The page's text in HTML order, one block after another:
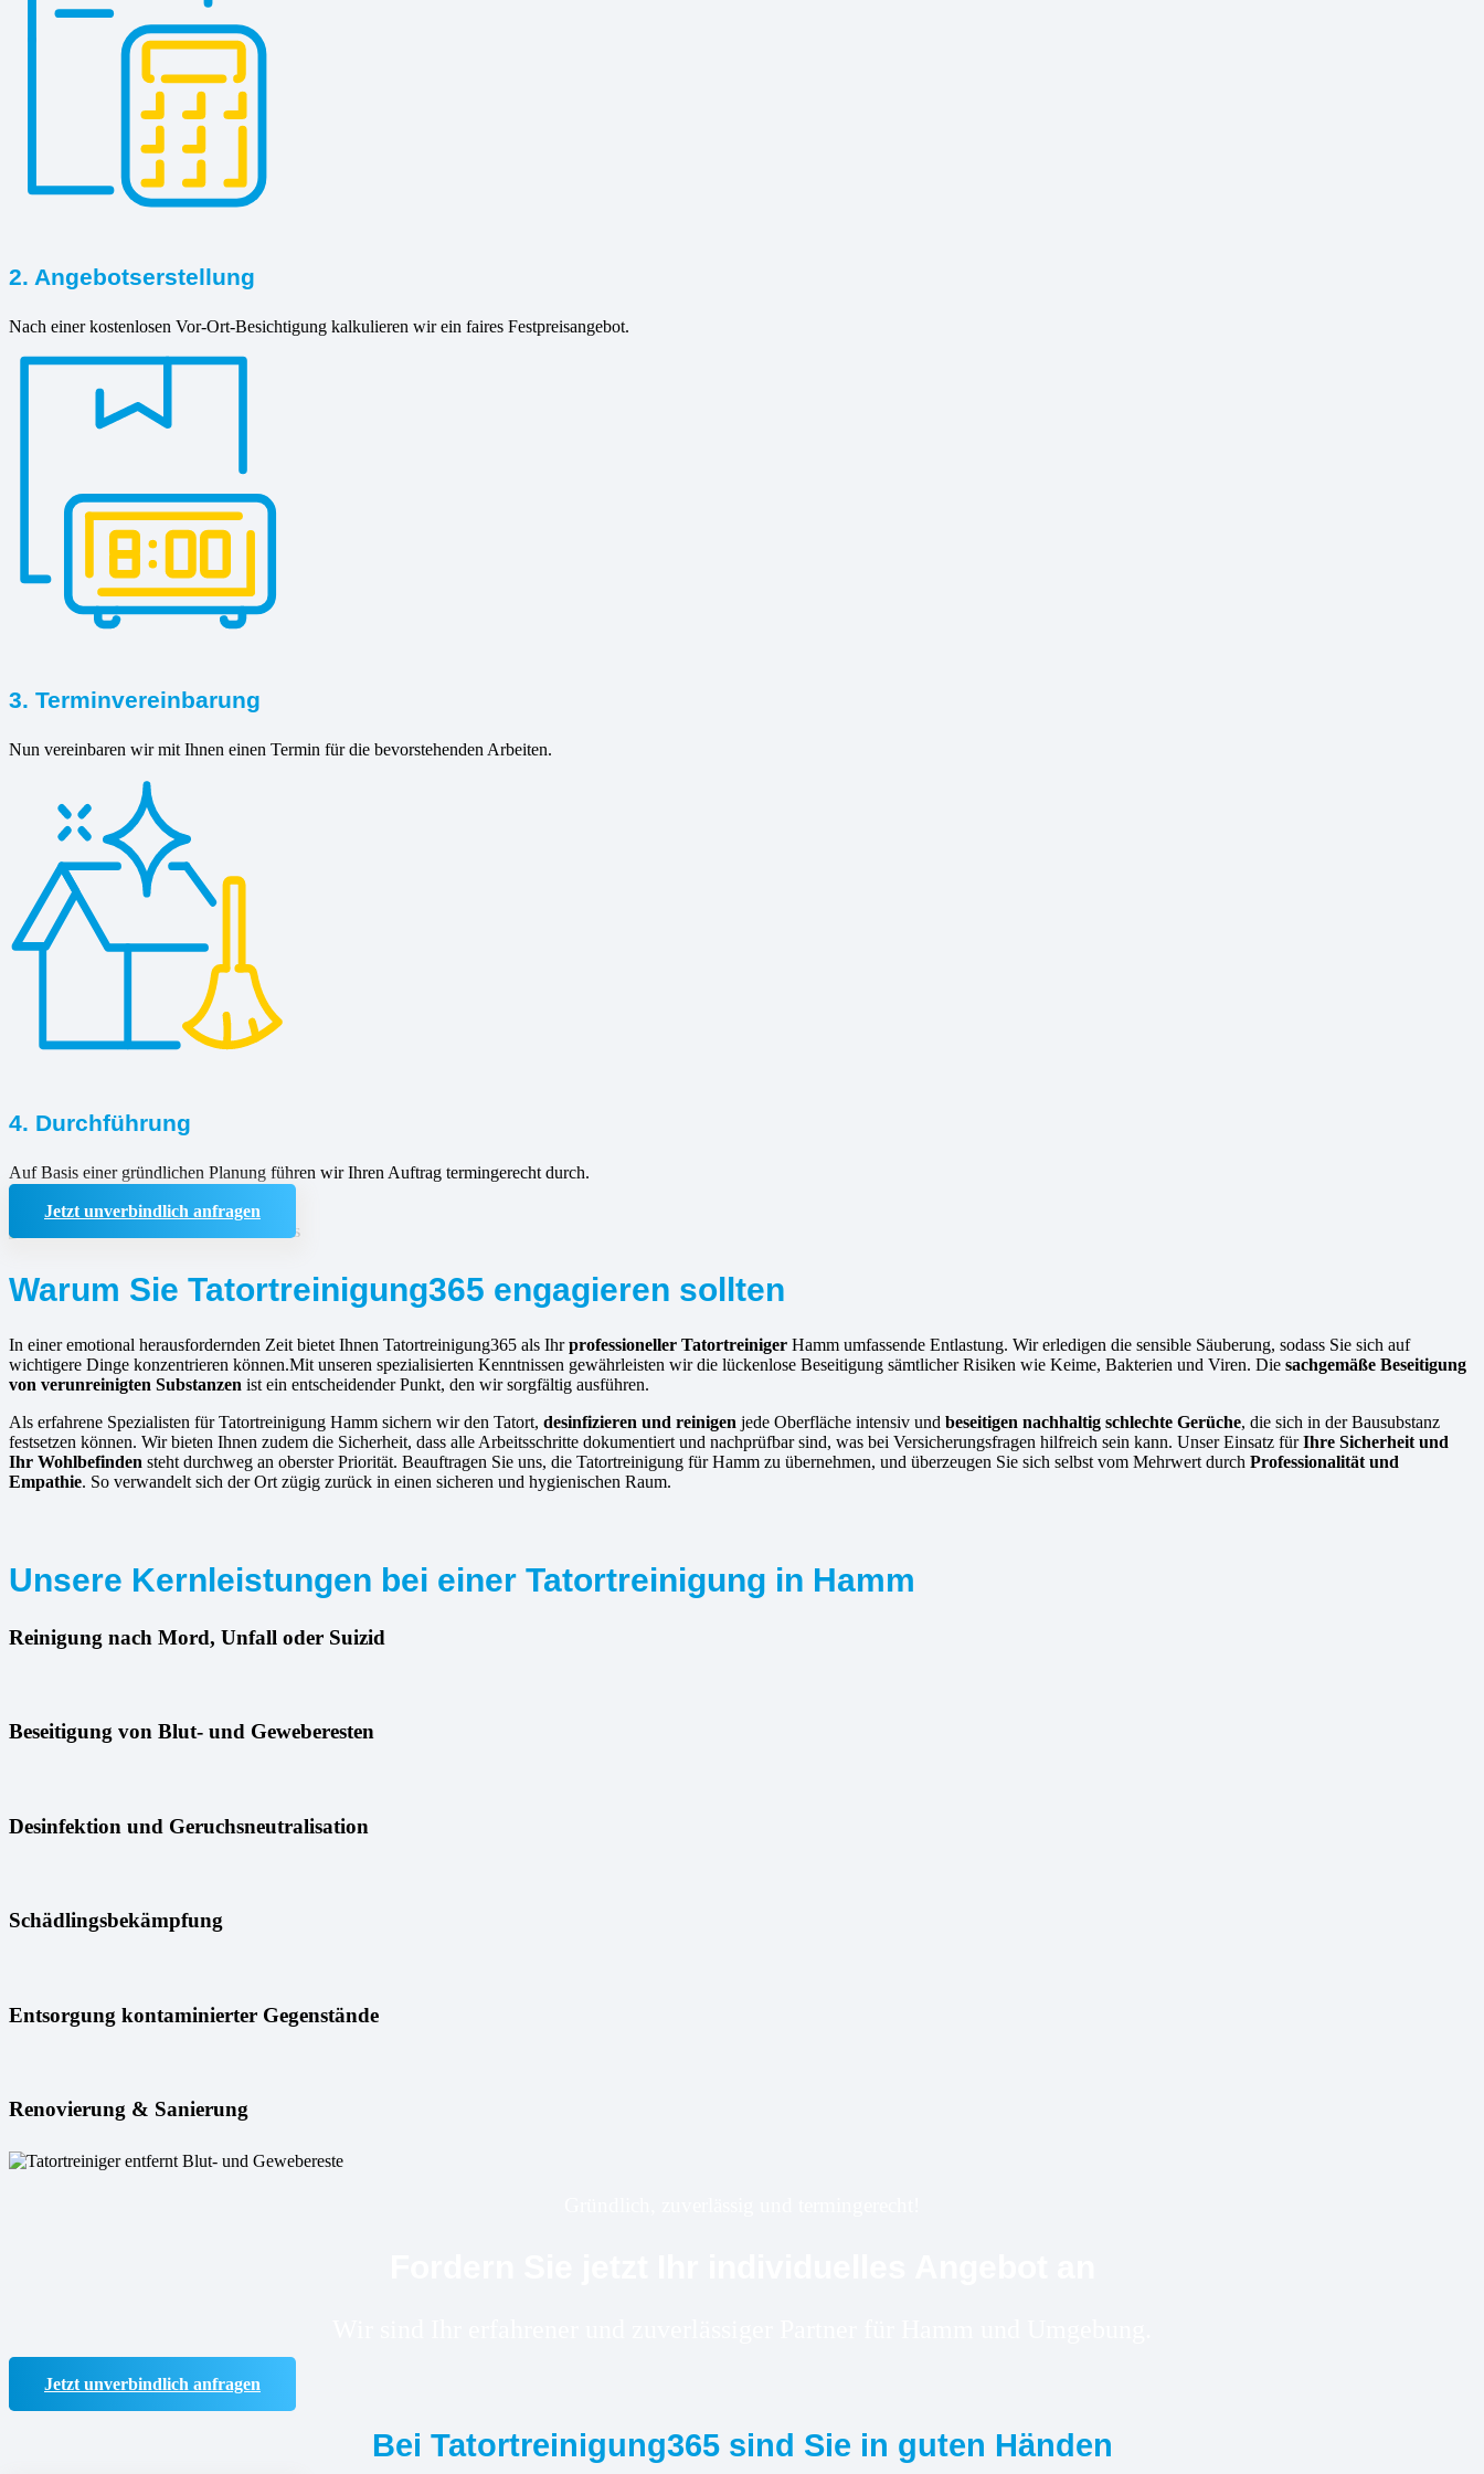
2. Angebotserstellung
Nach einer kostenlosen Vor-Ort-Besichtigung kalkulieren wir ein faires Festpreisangebot.
3. Terminvereinbarung
Nun vereinbaren wir mit Ihnen einen Termin für die bevorstehenden Arbeiten.
4. Durchführung
Auf Basis einer gründlichen Planung führen wir Ihren Auftrag termingerecht durch.
Jetzt unverbindlich anfragen
Warum Sie Tatortreinigung365 engagieren sollten
In einer emotional herausfordernden Zeit bietet Ihnen Tatortreinigung365 als Ihrprofessioneller Tatortreiniger Hamm umfassende Entlastung. Wir erledigen die sensible Säuberung, sodass Sie sich auf
wichtigere Dinge konzentrieren können.Mit unseren spezialisierten Kenntnissen gewährleisten wir die lückenlose Beseitigung sämtlicher Risiken wie Keime, Bakterien und Viren. Die sachgemäße Beseitigung
von verunreinigten Substanzen ist ein entscheidender Punkt, den wir sorgfältig ausführen.
Als erfahrene Spezialisten für Tatortreinigung Hamm sichern wir den Tatort, desinfizieren und reinigen jede Oberfläche intensiv und beseitigen nachhaltig schlechte Gerüche, die sich in der Bausubstanz
festsetzen können. Wir bieten Ihnen zudem die Sicherheit, dass alle Arbeitsschritte dokumentiert und nachprüfbar sind, was bei Versicherungsfragen hilfreich sein kann. Unser Einsatz fürIhre Sicherheit und
Ihr Wohlbefinden steht durchweg an oberster Priorität. Beauftragen Sie uns, die Tatortreinigung für Hamm zu übernehmen, und überzeugen Sie sich selbst vom Mehrwert durch Professionalität und
Empathie. So verwandelt sich der Ort zügig zurück in einen sicheren und hygienischen Raum.
Unsere Kernleistungen bei einer Tatortreinigung in Hamm
Reinigung nach Mord, Unfall oder Suizid
Beseitigung von Blut- und Geweberesten
Desinfektion und Geruchsneutralisation
Schädlingsbekämpfung
Entsorgung kontaminierter Gegenstände
Renovierung & Sanierung
Jetzt unverbindlich anfragen
Bei Tatortreinigung365 sind Sie in guten Händen